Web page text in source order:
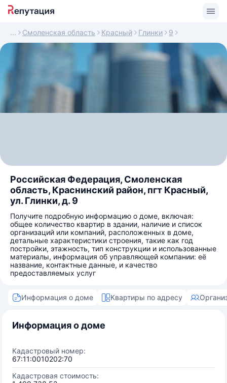
Смоленская область Красный Глинки 9
Российская Федерация, Смоленская
область, Краснинский район, пгт Красный,
ул. Глинки, д. 9
Получите подробную информацию о доме, включая:
общее количество квартир в здании, наличие и список
организаций или компаний, расположенных в доме,
детальные характеристики строения, такие как год
постройки, этажность, тип конструкции и использованные
материалы, информация об управляющей компании: её
название, контактные данные, и качество
предоставляемых услуг
Информация о доме Квартиры по адресу
Информация о доме
Кадастровый номер:
67:11:0010202:70
Кадастровая стоимость: